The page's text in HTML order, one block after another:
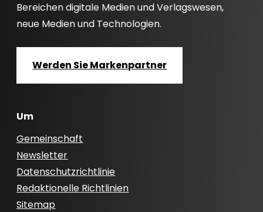
Bereichen digitale Medien und Verlagswesen,
neue Medien und Technologien.
Werden Sie Markenpartner
Um
Gemeinschaft
Newsletter
Datenschutzrichtlinie
Redaktionelle Richtlinien
Sitemap